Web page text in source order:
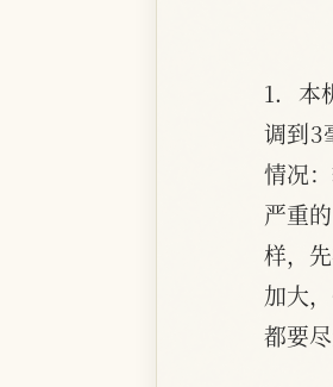
1．本
调到3
情况
严重
样，
加大
都要